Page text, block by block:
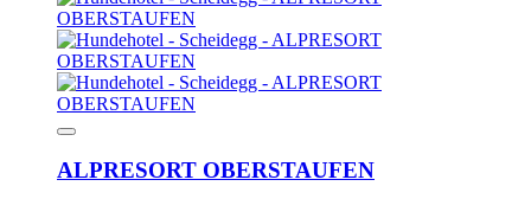
ALPRESORT OBERSTAUFEN